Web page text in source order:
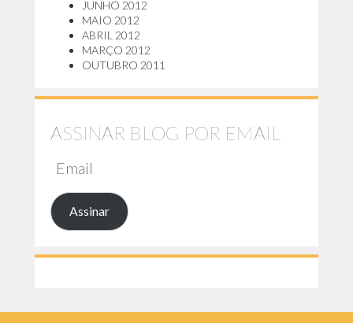
JUNHO 2012
MAIO 2012
ABRIL 2012
MARÇO 2012
OUTUBRO 2011
ASSINAR BLOG POR EMAIL
Assinar